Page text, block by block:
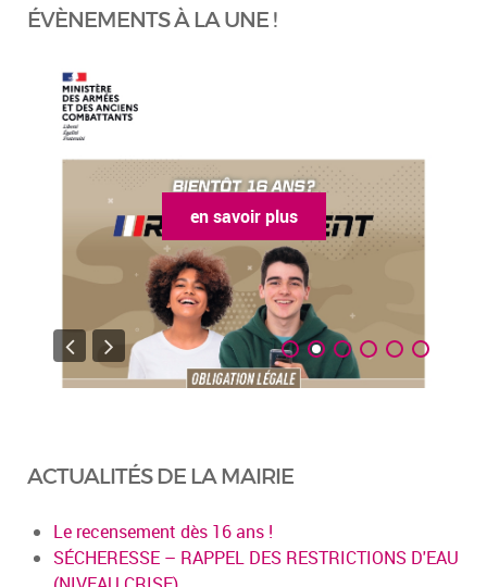
ÉVÈNEMENTS À LA UNE !
en savoir plus
ACTUALITÉS DE LA MAIRIE
Le recensement dès 16 ans !
SÉCHERESSE – RAPPEL DES RESTRICTIONS D'EAU